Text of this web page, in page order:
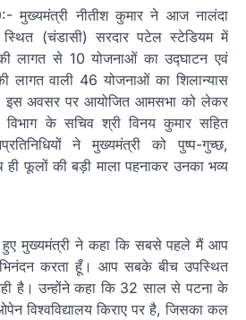
मुख्यमंत्री नीतीश कुमार ने आज नालंदा
(चंडासी) सरदार पटेल स्टेडियम में
लागत से 10 योजनाओं का उद्घाटन एवं
वाली 46 योजनाओं का शिलान्यास
इस अवसर पर आयोजित आमसभा को लेकर
विभाग के सचिव श्री विनय कुमार सहित
ने मुख्यमंत्री को पुष्प-गुच्छ,
फूलों की बड़ी माला पहनाकर उनका भव्य
मुख्यमंत्री ने कहा कि सबसे पहले मैं आप
करता हूँ। आप सबके बीच उपस्थित
है। उन्होंने कहा कि 32 साल से पटना के
विश्वविद्यालय किराए पर है, जिसका कल